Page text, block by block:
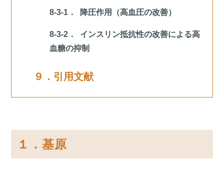
8-3-1． 降圧作用（高血圧の改善）
8-3-2． インスリン抵抗性の改善による高
血糖の抑制
９．引用文献
１．基原